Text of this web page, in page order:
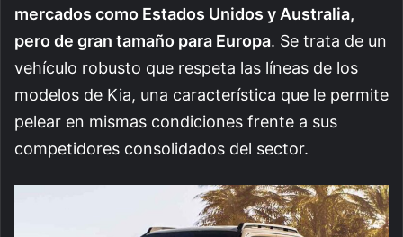
mercados como Estados Unidos y Australia,
pero de gran tamaño para Europa. Se trata de un
vehículo robusto que respeta las líneas de los
modelos de Kia, una característica que le permite
pelear en mismas condiciones frente a sus
competidores consolidados del sector.